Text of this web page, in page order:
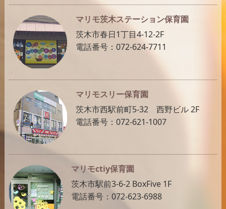
マリモ茨木ステーション保育園
茨木市春日1丁目4-12-2F
電話番号：072-624-7711
マリモスリー保育園
茨木市西駅前町5-32 西野ビル 2F
電話番号：072-621-1007
マリモctiy保育園
茨木市駅前3-6-2 BoxFive 1F
電話番号：072-623-6988